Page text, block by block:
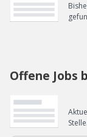
Offene Jobs
Stelle.